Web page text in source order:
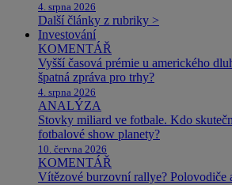
4. srpna 2026
Další články z rubriky >
Investování
KOMENTÁŘ
Vyšší časová prémie u amerického
špatná zpráva pro trhy?
4. srpna 2026
ANALÝZA
Stovky miliard ve fotbale. Kdo
fotbalové show planety?
10. června 2026
KOMENTÁŘ
Vítězové burzovní rallye? Polovodiče